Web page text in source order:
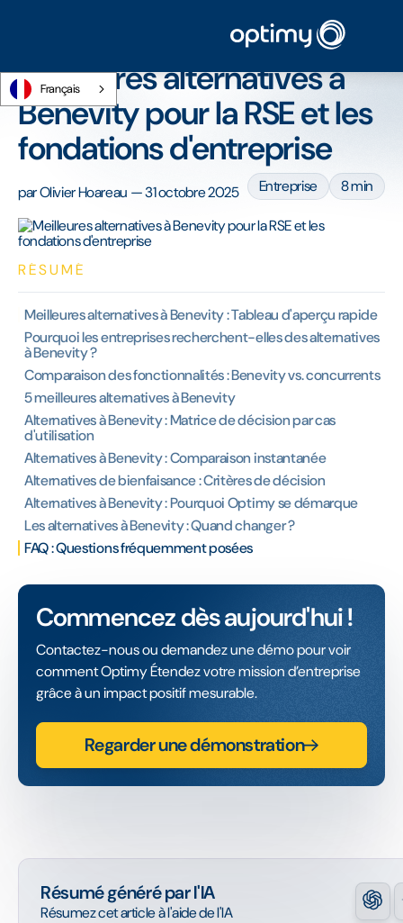
Français
Meilleures alternatives à Benevity pour la RSE et les fondations
Meilleures alternatives à
Benevity pour la RSE et les
fondations d'entreprise
parOlivier Hoareau —31 octobre 2025 Entreprise 8 min
Résumé généré par l'IA
Résumez cet article à l'aide de l'IA
RÉSUMÉ
Meilleures alternatives à Benevity : Tableau d'aperçu rapide
Pourquoi les entreprises recherchent-elles des alternatives
à Benevity ?
Comparaison des fonctionnalités : Benevity vs. concurrents
5 meilleures alternatives à Benevity
Alternatives à Benevity : Matrice de décision par cas
d'utilisation
Alternatives à Benevity : Comparaison instantanée
Alternatives de bienfaisance : Critères de décision
Alternatives à Benevity : Pourquoi Optimy se démarque
Les alternatives à Benevity : Quand changer ?
FAQ : Questions fréquemment posées
Commencez dès aujourd'hui !
Contactez-nous ou demandez une démo pour voir
comment Optimy Étendez votre mission d’entreprise
grâce à un impact positif mesurable.
Regarder une démonstration